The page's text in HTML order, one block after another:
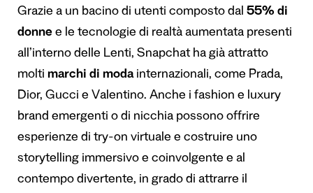
Grazie a un bacino di utenti composto dal 55% di
donne e le tecnologie di realtà aumentata presenti
all’interno delle Lenti, Snapchat ha già attratto
molti marchi di modainternazionali, come Prada,
Dior, Gucci e Valentino. Anche i fashion e luxury
brand emergenti o di nicchia possono offrire
esperienze di try-on virtuale e costruire uno
storytelling immersivo e coinvolgente e al
contempo divertente, in grado di attrarre il